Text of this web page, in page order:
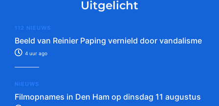
Uitgelicht
112 NIEUWS
Beeld van Reinier Paping vernield door vandalisme
4 uur ago
NIEUWS
Filmopnames in Den Ham op dinsdag 11 augustus